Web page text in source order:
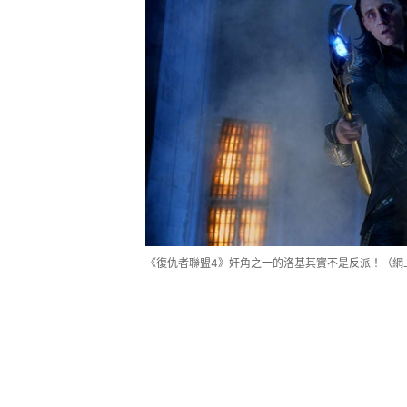
《復仇者聯盟4》奸角之一的洛基其實不是反派！（網